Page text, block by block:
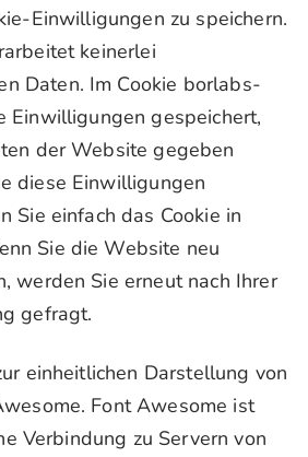
Einwilligungen zu speichern.
keinerlei
Daten. Im Cookie borlabs-
Einwilligungen gespeichert,
der Website gegeben
diese Einwilligungen
Sie einfach das Cookie in
Sie die Website neu
werden Sie erneut nach Ihrer
gefragt.
einheitlichen Darstellung von
Font Awesome ist
Verbindung zu Servern von